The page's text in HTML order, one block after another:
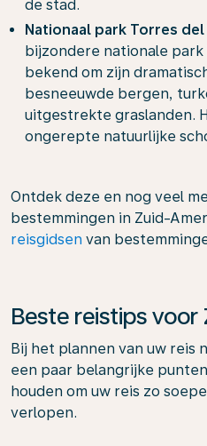
de stad.
Nationaal park Torres del
bijzondere nationale
bekend om zijn
besneeuwde bergen,
uitgestrekte graslanden.
ongerepte natuurlijke
Ontdek deze en nog veel
bestemmingen in Zuid-
reisgidsen van
Beste reistips
Bij het plannen van uw reis
een paar belangrijke
houden om uw reis zo
verlopen.